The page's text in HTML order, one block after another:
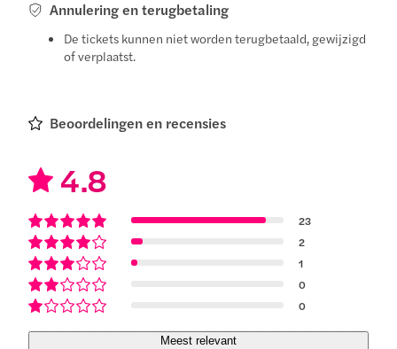
Annulering en terugbetaling
De tickets kunnen niet worden terugbetaald, gewijzigd
of verplaatst.
Beoordelingen en recensies
4.8
23
2
1
0
0
Meest relevant